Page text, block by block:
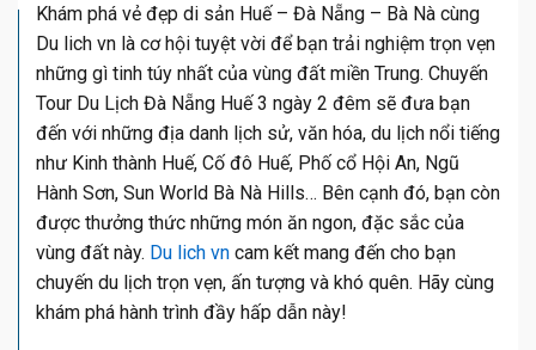
Khám phá vẻ đẹp di sản Huế – Đà Nẵng – Bà Nà cùng
Du lich vn là cơ hội tuyệt vời để bạn trải nghiệm trọn vẹn
những gì tinh túy nhất của vùng đất miền Trung. Chuyến
Tour Du Lịch Đà Nẵng Huế 3 ngày 2 đêm sẽ đưa bạn
đến với những địa danh lịch sử, văn hóa, du lịch nổi tiếng
như Kinh thành Huế, Cố đô Huế, Phố cổ Hội An, Ngũ
Hành Sơn, Sun World Bà Nà Hills… Bên cạnh đó, bạn còn
được thưởng thức những món ăn ngon, đặc sắc của
vùng đất này. Du lich vn cam kết mang đến cho bạn
chuyến du lịch trọn vẹn, ấn tượng và khó quên. Hãy cùng
khám phá hành trình đầy hấp dẫn này!